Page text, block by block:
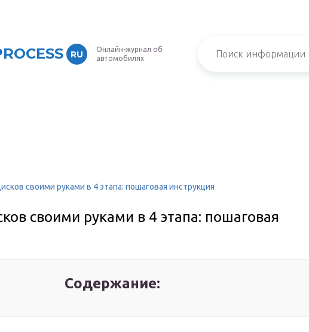
RU
Онлайн-журнал об
автомобилях
своими руками в 4 этапа: пошаговая инструкция
своими руками в 4 этапа: пошаговая
Содержание: